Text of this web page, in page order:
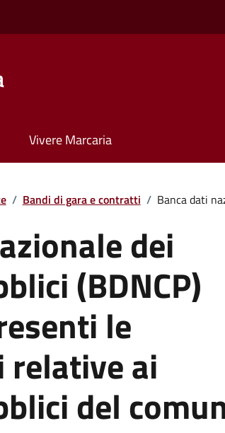
Vivere Marcaria
/ Bandi di gara e contratti / Banca dati
dei
(BDNCP)
le
ai
del